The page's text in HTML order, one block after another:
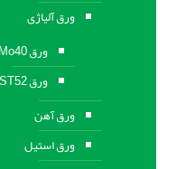
ورق آلیاژی
ورق Mo40
ورق ST52
ورق آهن
ورق استيل